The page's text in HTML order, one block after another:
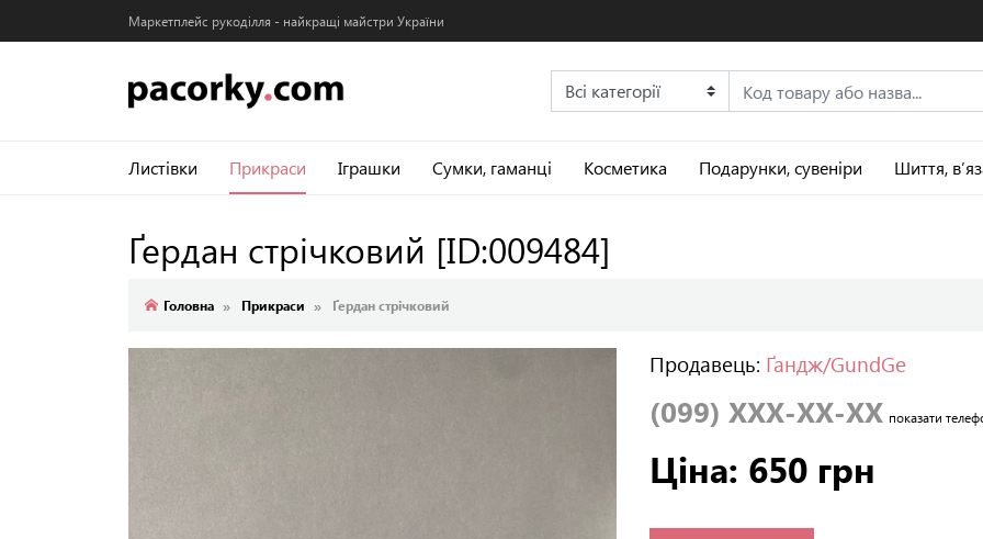
Маркетплейс рукоділля - найкращі майстри України
Листівки Прикраси Іграшки Сумки, гаманці Косметика Подарунки, сувеніри Шиття,
Ґердан стрічковий [ID:009484]
Головна Прикраси Ґердан стрічковий
Продавець: Ґандж/GundGe
(099) XXX-XX-XX показати
Ціна: 650 грн